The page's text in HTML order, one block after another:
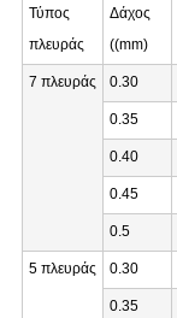
Τύπος
πλευράς
Δάχος
((mm)
7 πλευράς 0.30
0.35
0.40
0.45
0.5
5 πλευράς 0.30
0.35